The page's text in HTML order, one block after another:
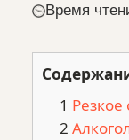
Время